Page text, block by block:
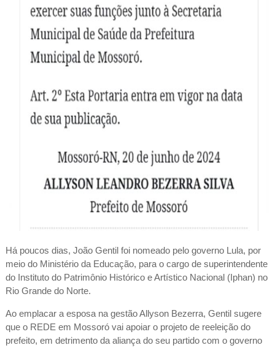
Há poucos dias, João Gentil foi nomeado pelo governo Lula, por
meio do Ministério da Educação, para o cargo de superintendente
do Instituto do Patrimônio Histórico e Artístico Nacional (Iphan) no
Rio Grande do Norte.
Ao emplacar a esposa na gestão Allyson Bezerra, Gentil sugere
que o REDE em Mossoró vai apoiar o projeto de reeleição do
prefeito, em detrimento da aliança do seu partido com o governo